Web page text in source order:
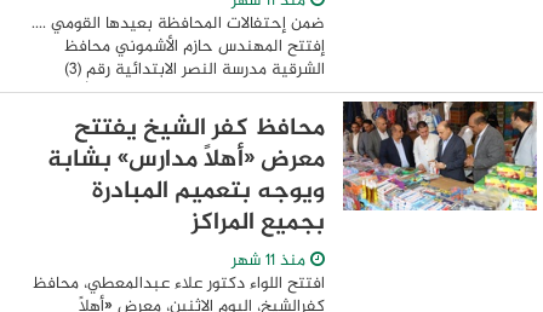
ضمن إحتفالات المحافظة بعيدها القومي ....
إفتتح المهندس حازم الأشموني محافظ
الشرقية مدرسة النصر الابتدائية رقم (3)
التابعة لإدارة القنايات التعليمية والمُقامة
على مساحة 3083 م وتتكون من 3 طوابق ...
محافظ كفر الشيخ يفتتح
معرض «أهلًا مدارس» بشابة
ويوجه بتعميم المبادرة
بجميع المراكز
منذ 11 شهر
افتتح اللواء دكتور علاء عبدالمعطي، محافظ